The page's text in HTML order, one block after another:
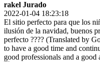
rakel Jurado
2022-01-04 18:23:18
El sitio perfecto para que los
ilusión de la navidad, buenos
perfecto ???? (Translated by
to have a good time and
good professionals and a good